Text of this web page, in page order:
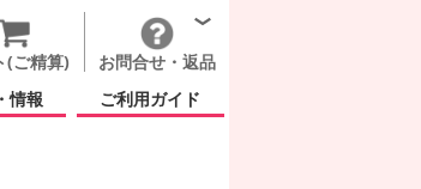
(ご精算)
お問合せ・返品
情報 ご利用ガイド